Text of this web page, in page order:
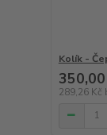
Kolík -
350,00
289,26 Kč